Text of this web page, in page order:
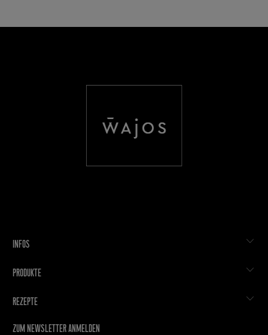
unternehmen:
Dohr, www.wajos.de
INFOS
PRODUKTE
REZEPTE
ZUM NEWSLETTER ANMELDEN